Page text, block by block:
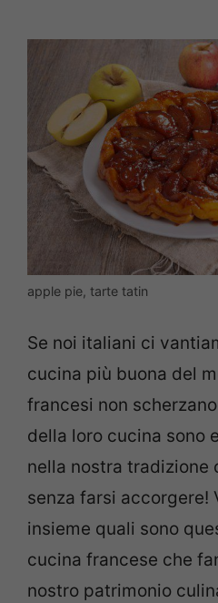
apple pie, tarte tatin
Se noi italiani ci
cucina più buona del
francesi non
della loro cucina sono
nella nostra tradizione
senza farsi accorgere!
insieme quali sono
cucina francese che
nostro patrimonio